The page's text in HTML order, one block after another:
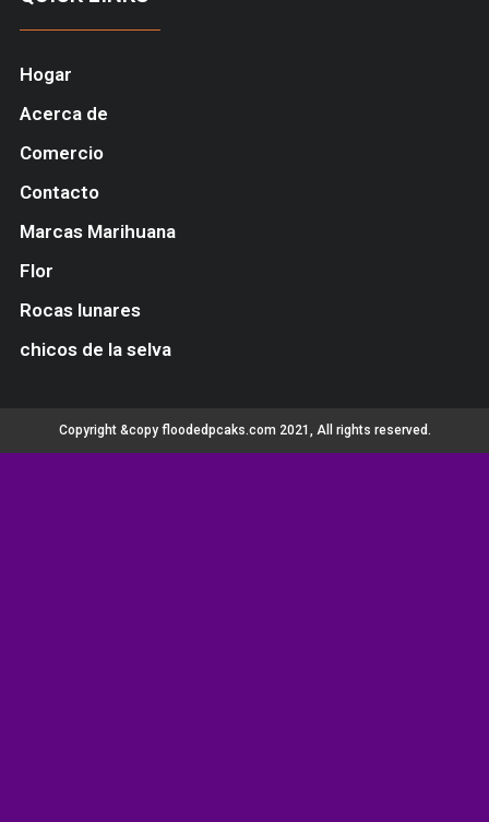
Hogar
Acerca de
Comercio
Contacto
Marcas Marihuana
Flor
Rocas lunares
chicos de la selva
Copyright &copy floodedpcaks.com 2021, All rights reserved.